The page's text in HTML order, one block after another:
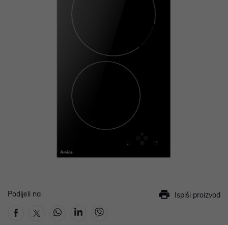
Podijeli na Ispiši proizvod